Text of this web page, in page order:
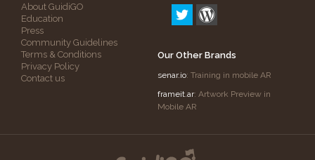
About GuidiGO
Education
Press
Community Guidelines
Terms & Conditions
Privacy Policy
Contact us
Our Other Brands
senar.io: Training in mobile AR
frameit.ar: Artwork Preview in
Mobile AR